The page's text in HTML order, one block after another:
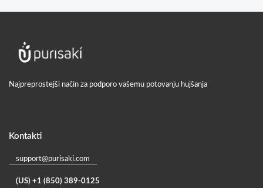
Najpreprostejši način za podporo vašemu potovanju hujšanja
Kontakti
support@purisaki.com
(US) +1 (850) 389-0125